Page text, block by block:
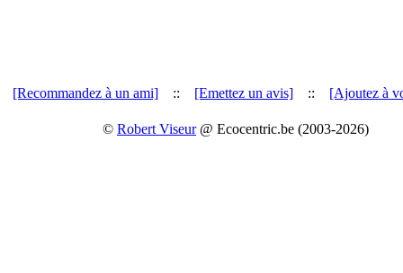
[Recommandez à un ami] :: [Emettez un avis] :: [Ajoutez à
© Robert Viseur@ Ecocentric.be (2003-2026)